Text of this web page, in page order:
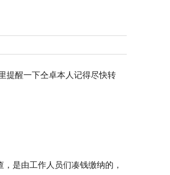
醒一下仝卓本人记得尽快转
是由工作人员们凑钱缴纳的，